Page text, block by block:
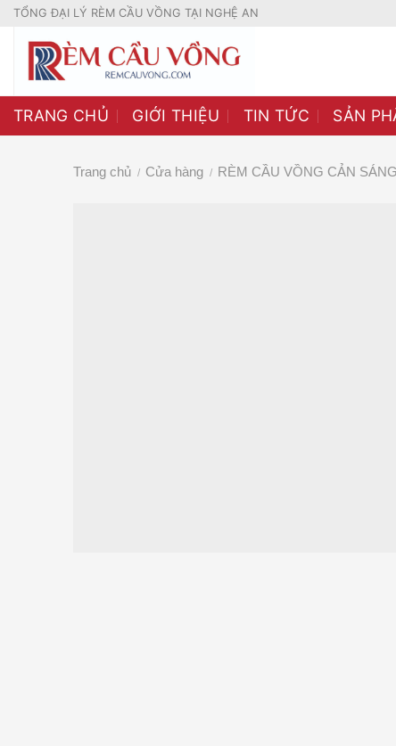
Skip
content
TỔNG ĐẠI LÝ RÈM CẦU VỒNG TẠI NGHỆ AN
TRANG CHỦ GIỚI THIỆU TIN TỨC SẢN
Trang chủ / Cửa hàng / RÈM CẦU VỒNG CẢN